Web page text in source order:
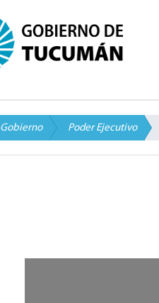
Gobierno Poder Ejecutivo